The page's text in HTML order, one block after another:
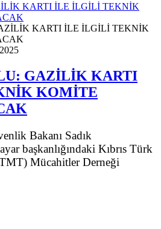
KARTI İLE İLGİLİ TEKNİK
GAZİLİK KARTI
KOMİTE
Bakanı Sadık
başkanlığındaki Kıbrıs Türk
Mücahitler Derneği